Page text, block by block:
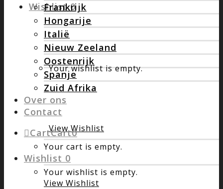
Wishlist 0
Your wishlist is empty.
View Wishlist
Frankrijk
Hongarije
Italië
Nieuw Zeeland
Oostenrijk
Spanje
Zuid Afrika
Over ons
Contact
CartCart0
Your cart is empty.
Wishlist 0
Your wishlist is empty.
View Wishlist